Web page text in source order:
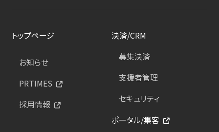
トップページ
お知らせ
PRTIMES
採用情報
決済/CRM
募集決済
支援者管理
セキュリティ
ポータル/集客